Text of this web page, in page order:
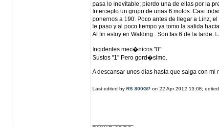
pasa lo inevitable; pierdo una de ellas por la
Intercepto un grupo de unas 6 motos. Casi
ponernos a 190. Poco antes de llegar a Linz,
le paso y al poco tiempo ya tomo la salida
Al fin estoy en Walding . Son las 6 de la tarde.
Incidentes mec�nicos "0"
Sustos "1" Pero gord�simo.
A descansar unos dias hasta que salga con
Last edited by RS 800GP on 22 Apr 2012 13:08;